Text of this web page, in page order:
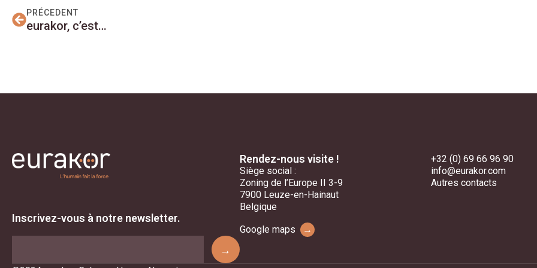
PRÉCEDENT
eurakor, c’est…
Inscrivez-vous à notre newsletter.
→
Rendez-nous visite !
Siège social :
Zoning de l’Europe II 3-9
7900 Leuze-en-Hainaut
Belgique
Google maps
→
+32 (0) 69 66 96 90
info@eurakor.com
Autres contacts